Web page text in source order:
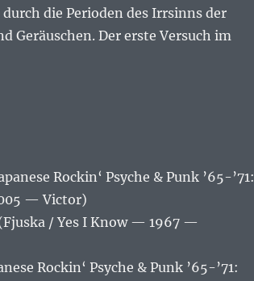
die Perioden des Irrsinns der
Geräuschen. Der erste Versuch im
Rockin‘ Psyche & Punk ’65-’71:
— Victor)
/ Yes I Know — 1967 —
Rockin‘ Psyche & Punk ’65-’71: